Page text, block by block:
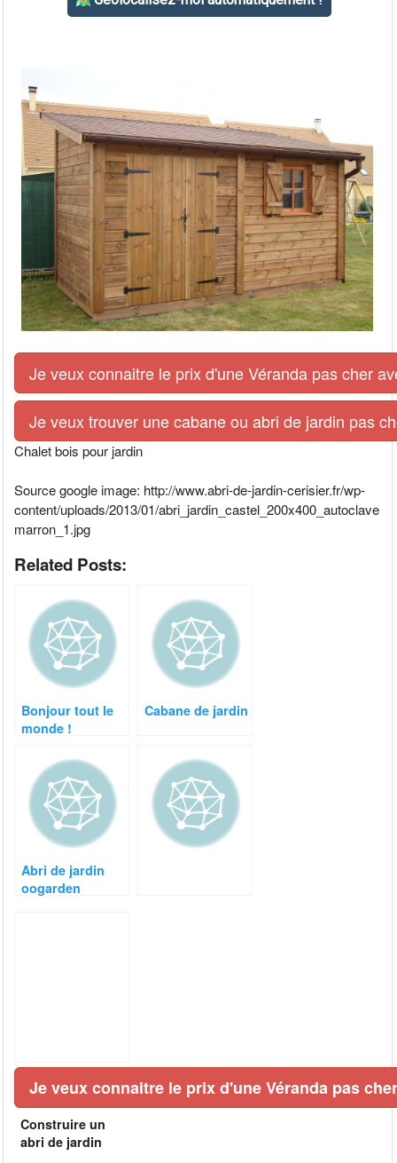
Je veux connaitre le prix d'une Véranda pas cher
Je veux trouver une cabane ou abri de jardin pas
Chalet bois pour jardin
Source google image: http://www.abri-de-jardin-cerisier.fr/wp-
content/uploads/2013/01/abri_jardin_castel_200x400_autoclave
marron_1.jpg
Related Posts:
Bonjour tout le
monde !
Cabane de jardin
Abri de jardin
oogarden
Je veux connaitre le prix d'une Véranda pas
Construire un
abri de jardin